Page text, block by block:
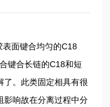
表面键合均匀的C18
键合长链的C18和短
了。此类固定相具有很
影响故在分离过程中分